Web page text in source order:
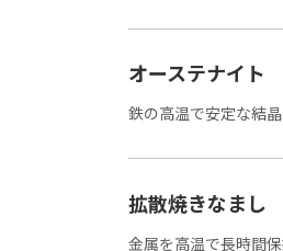
オーステナイト
鉄の高温で安定な結
拡散焼きなまし
金属を高温で長時間